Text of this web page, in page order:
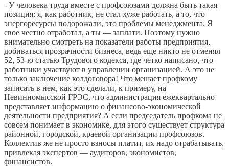
- У человека труда вместе с профсоюзами должна быть такая
позиция: я, как работник, не стал хуже работать, а то, что
энергоресурсы подорожали, это проблемы менеджмента. Я
свое честно отработал, а ты — заплати. Поэтому нужно
внимательно смотреть на показатели работы предприятия,
добиваться прозрачности бизнеса, ведь еще никто не отменял
52, 53-ю статью Трудового кодекса, где четко написано, что
работники участвуют в управлении организацией. А это не
только заключение колдоговора! Что мешает профкому
записать в нем, как это сделали, к примеру, на
Невинномысской ГРЭС, что администрация ежеквартально
представляет информацию о финансово-экономической
деятельности предприятия? А если председатель профкома не
совсем понимает в экономике, для этого существует структура
районной, городской, краевой организации профсоюзов.
Коллектив же не просто взносы платит, их надо отрабатывать,
привлекая экспертов — аудиторов, экономистов,
финансистов.